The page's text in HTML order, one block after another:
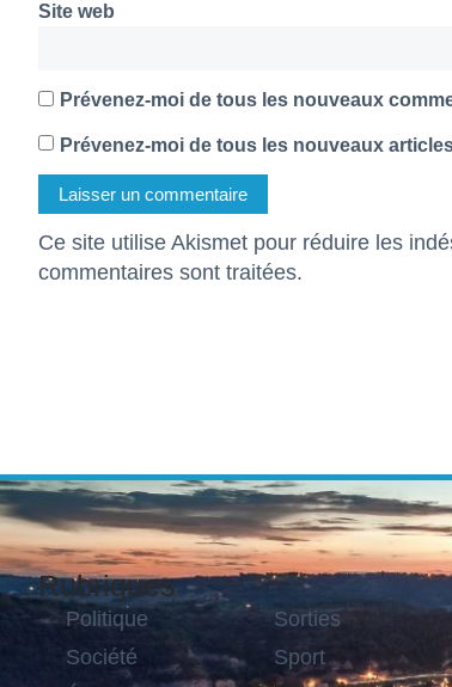
Site web
Prévenez-moi de tous les nouveaux
Prévenez-moi de tous les nouveaux
Ce site utilise Akismet pour réduire les
commentaires sont traitées.
Rubriques
Politique
Société
Sorties
Sport